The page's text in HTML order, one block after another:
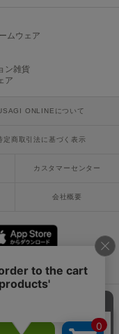
ムウェア
ン雑貨
ア
ONLINEについて
定商取引法に基づく表示
カスタマーセンター
会社概要
LINE mail